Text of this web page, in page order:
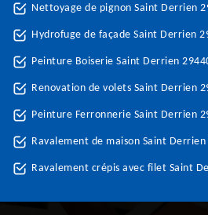
Nettoyage de pignon Saint Derrien
Hydrofuge de façade Saint Derrien
Peinture Boiserie Saint Derrien
Renovation de volets Saint Derrien
Peinture Ferronnerie Saint Derrien
Ravalement de maison Saint Derrien
Ravalement crépis avec filet Saint